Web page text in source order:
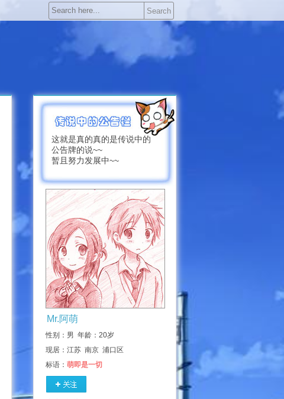
Search
这就是真的真的是传说中的
公告牌的说~~
暂且努力发展中~~
Mr.阿萌
性别：男 年龄：20岁
现居：江苏 南京 浦口区
标语： 萌即是一切